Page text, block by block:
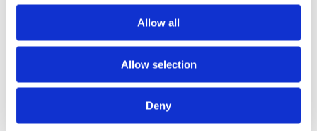
Allow all
Allow selection
Deny
doorsmartport|apr 11, 2019
Governance van het havenindustrieel complex
Betere inrichting van governance en processen,
zoals vergunningverlening, levert een bijdrage
aan het realiseren van klimaatdoelstelling. ;
Research...